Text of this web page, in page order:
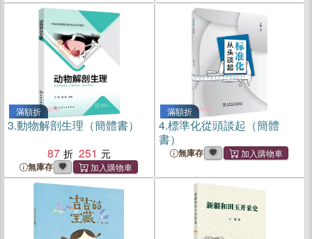
滿額折
3.動物解剖生理（簡體書）
87
251
無庫存
滿額折
4.標準化從頭談起（簡體
書）
無庫存